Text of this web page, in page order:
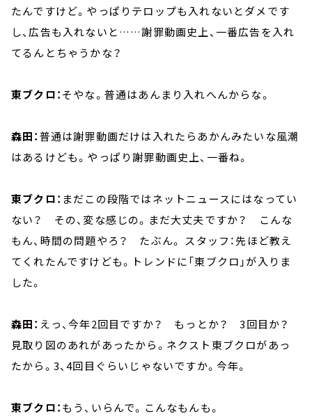
たんですけど。やっぱりテロップも入れないとダメです
し、広告も入れないと……謝罪動画史上、一番広告を入れ
てるんとちゃうかな？
東ブクロ：そやな。普通はあんまり入れへんからな。
森田：普通は謝罪動画だけは入れたらあかんみたいな風潮
はあるけども。やっぱり謝罪動画史上、一番ね。
東ブクロ： まだこの段階ではネットニュースにはなってい
ない？ その、変な感じの。まだ大丈夫ですか？ こんな
もん、時間の問題やろ？ たぶん。 スタッフ：先ほど教え
てくれたんですけども。トレンドに「東ブクロ」が入りま
した。
森田： えっ、今年2回目ですか？ もっとか？ 3回目か？
見取り図のあれがあったから。ネクスト東ブクロがあっ
たから。3、4回目ぐらいじゃないですか。今年。
東ブクロ：もう、いらんで。こんなもんも。